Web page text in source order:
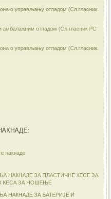
о управљању отпадом (Сл.гласник
отпадом (Сл.гласник РС
о управљању отпадом (Сл.гласник
накнаде
НАКНАДЕ ЗА ПЛАСТИЧНЕ КЕСЕ ЗА
КЕСА ЗА НОШЕЊЕ
НАКНАДЕ ЗА БАТЕРИЈЕ И